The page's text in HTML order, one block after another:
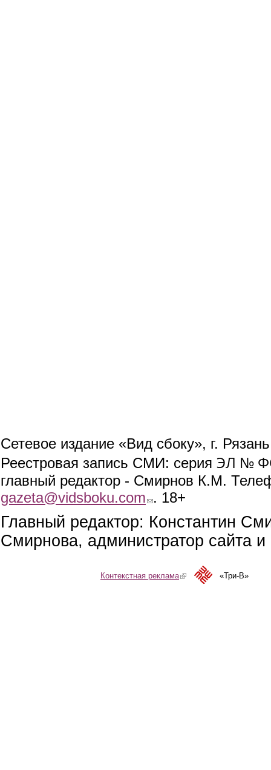
Сетевое издание «Вид сбоку», г.
Реестровая запись СМИ: серия ЭЛ №
главный редактор - Смирнов К.М.
gazeta@vidsboku.com (link sends e-mail)
. 18+
Главный редактор: Константин
Смирнова, администратор сайта
Контекстная реклама(link is external)«Три-В»